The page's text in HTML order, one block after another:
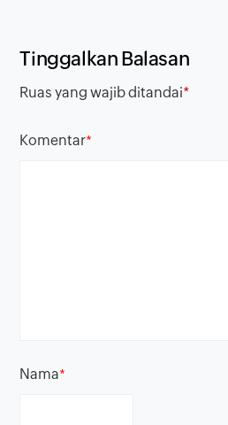
Tinggalkan Balasan
Ruas yang wajib ditandai*
Komentar*
Nama*